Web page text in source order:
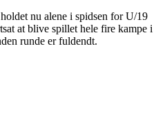
nu alene i spidsen for U/19
at blive spillet hele fire kampe i
runde er fuldendt.